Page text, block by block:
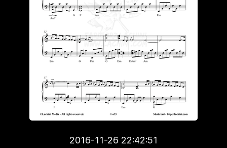
2016-11-26 22:42:51